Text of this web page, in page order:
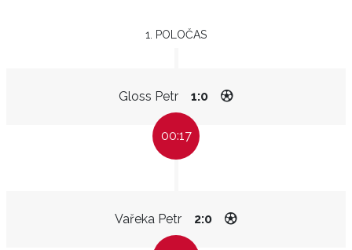
1. POLOČAS
Gloss Petr 1:0
00:17
Vařeka Petr 2:0